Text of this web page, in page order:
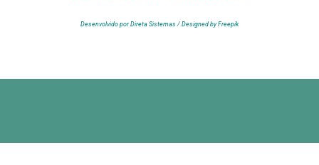
Desenvolvido por Direta Sistemas / Designed by Freepik